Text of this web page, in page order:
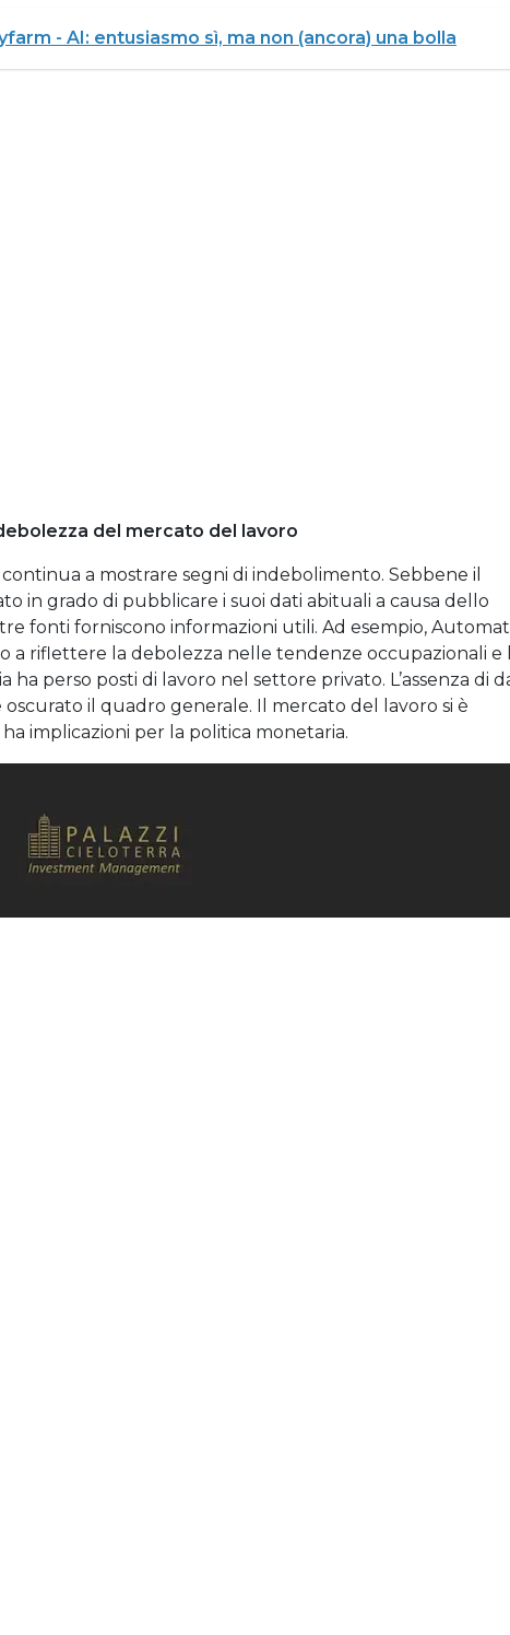
- AI: entusiasmo sì, ma non (ancora) una bolla
del mercato del lavoro
a mostrare segni di indebolimento. Sebbene il
in grado di pubblicare i suoi dati abituali a causa dello
fonti forniscono informazioni utili. Ad esempio,
a riflettere la debolezza nelle tendenze occupazionali e
ha perso posti di lavoro nel settore privato. L’assenza di
il quadro generale. Il mercato del lavoro si è
implicazioni per la politica monetaria.